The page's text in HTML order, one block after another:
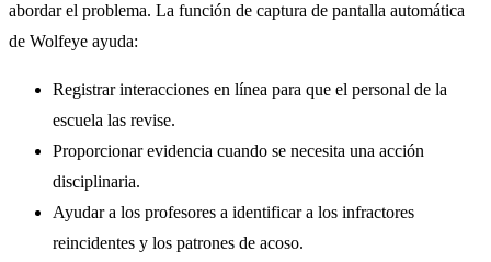
abordar el problema. La función de captura de pantalla automática
de Wolfeye ayuda:
Registrar interacciones en línea para que el personal de la
escuela las revise.
Proporcionar evidencia cuando se necesita una acción
disciplinaria.
Ayudar a los profesores a identificar a los infractores
reincidentes y los patrones de acoso.